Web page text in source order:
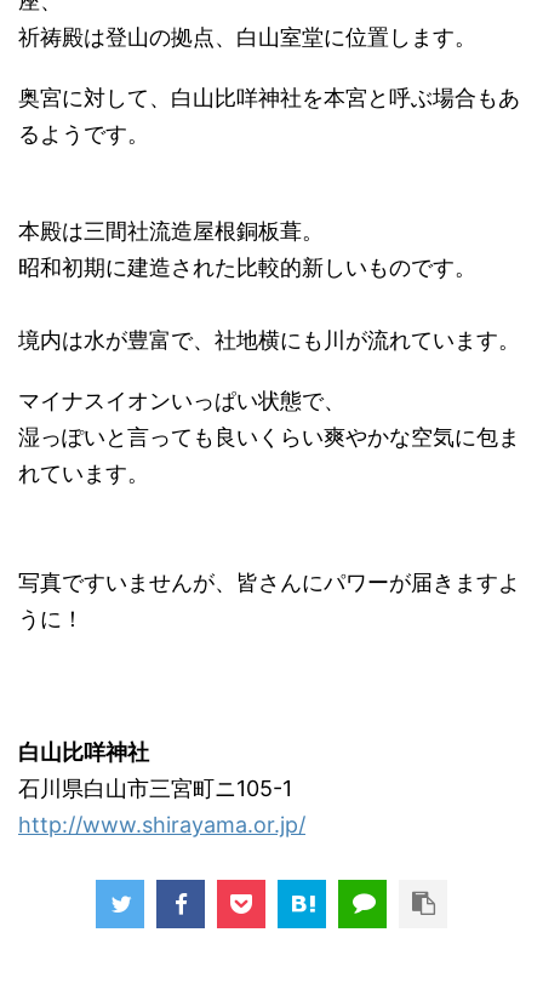
祈祷殿は登山の拠点、白山室堂に位置します。
奥宮に対して、白山比咩神社を本宮と呼ぶ場合もあ
るようです。
本殿は三間社流造屋根銅板葺。
昭和初期に建造された比較的新しいものです。
境内は水が豊富で、社地横にも川が流れています。
マイナスイオンいっぱい状態で、
湿っぽいと言っても良いくらい爽やかな空気に包ま
れています。
写真ですいませんが、皆さんにパワーが届きますよ
うに！
白山比咩神社
石川県白山市三宮町ニ105-1
http://www.shirayama.or.jp/